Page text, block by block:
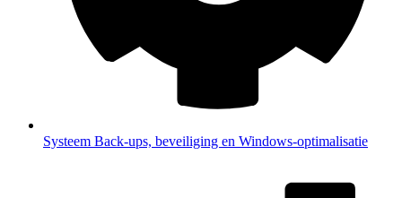
Systeem Back-ups, beveiliging en Windows-optimalisatie